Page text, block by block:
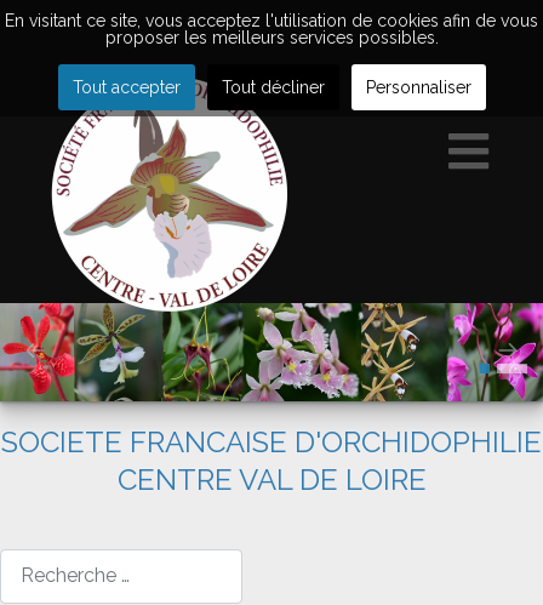
SOCIETE FRANCAISE D'ORCHIDOPHILIE
CENTRE VAL DE LOIRE
Rechercher
En visitant ce site, vous acceptez l'utilisation de cookies afin de vous
proposer les meilleurs services possibles.
Tout accepter Tout décliner Personnaliser